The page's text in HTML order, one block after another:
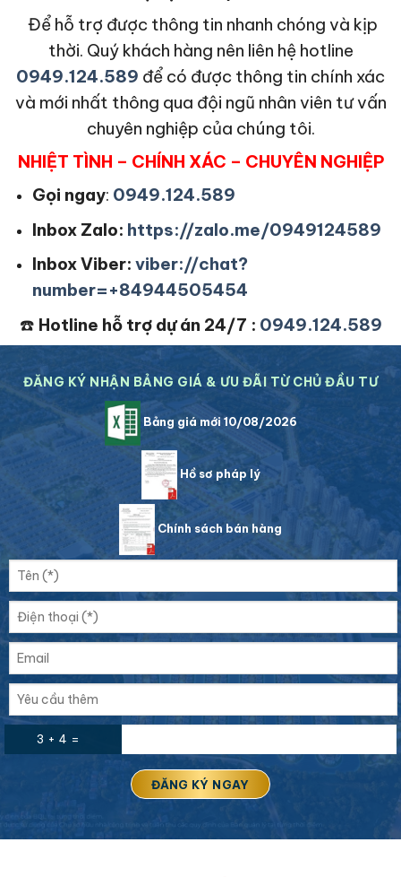
Để hỗ trợ được thông tin nhanh chóng và kịp
thời. Quý khách hàng nên liên hệ hotline
0949.124.589 để có được thông tin chính xác
và mới nhất thông qua đội ngũ nhân viên tư vấn
chuyên nghiệp của chúng tôi.
NHIỆT TÌNH – CHÍNH XÁC – CHUYÊN NGHIỆP
Gọi ngay: 0949.124.589
Inbox Zalo: https://zalo.me/0949124589
Inbox Viber: viber://chat?
number=+84944505454
☎️ Hotline hỗ trợ dự án 24/7 : 0949.124.589
ĐĂNG KÝ NHẬN BẢNG GIÁ & ƯU ĐÃI TỪ CHỦ ĐẦU TƯ
Bảng giá mới 10/08/2026
Hồ sơ pháp lý
Chính sách bán hàng
3 + 4 =